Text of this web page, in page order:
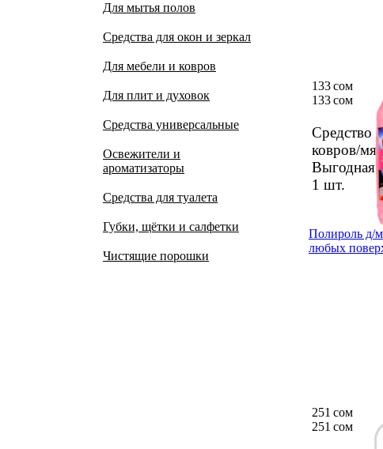
Для мытья полов
Средства для окон и зеркал
Для мебели и ковров
Для плит и духовок
Средства универсальные
Освежители и
ароматизаторы
Средства для туалета
Губки, щётки и салфетки
Чистящие порошки
Средство
ковров/
Выгод­ная
1 шт.
133 сом
133 сом
Полироль д/
любых
251 сом
251 сом